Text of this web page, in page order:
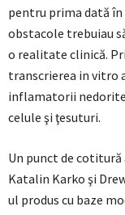
pentru prima dată în
obstacole trebuiau
o realitate clinică.
transcrierea in vitro
inflamatorii
celule şi ţesuturi.
Un punct de
Katalin Karko şi
ul produs cu baze